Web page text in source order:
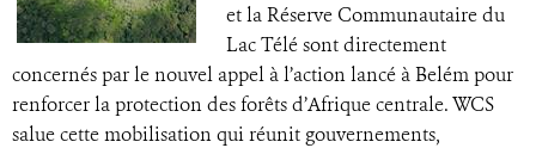
et la Réserve Communautaire du
Lac Télé sont directement
concernés par le nouvel appel à l’action lancé à Belém pour
renforcer la protection des forêts d’Afrique centrale. WCS
salue cette mobilisation qui réunit gouvernements,